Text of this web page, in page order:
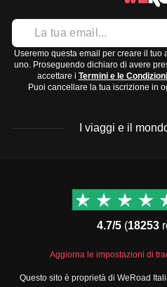
Useremo questa email per creare il tuo
uno. Proseguendo dichiaro di avere
accettare i Termini e le Condizioni
Puoi cancellare la tua iscrizione in
I viaggi e il
Viaggi di gruppo Nord
Viaggi di gruppo Centro
Viaggi di gruppo Sud
America
4.7/5 (18253
Aggiorna le impostazioni di
Questo sito è proprietà di WeRoad